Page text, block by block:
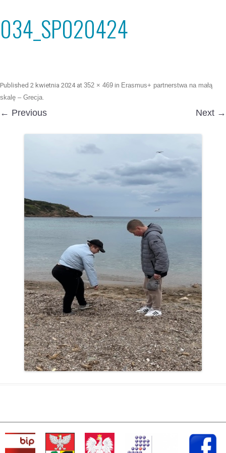
034_SP020424
Published 2 kwietnia 2024at 352 × 469 in Erasmus+ partnerstwa na małą
skalę – Grecja.
← Previous Next →